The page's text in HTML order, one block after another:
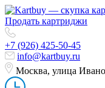
Продать картриджи
+7 (926) 425-50-45
info@kartbuy.ru
Москва, улица